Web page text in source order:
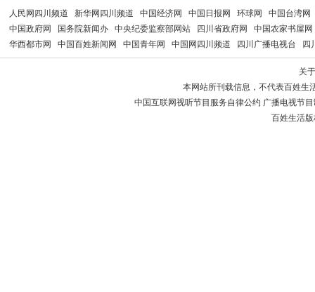
人民网四川频道 新华网四川频道 中国经济网 中国日报网 环球网
中国台湾网
中国政府网
国务院新闻办 中央纪委监察部网站 四川省政府网
中国农家书屋网
华西都市网
中国百姓新闻网 中国青年网 中国网四川频道 四川广播电视台 四
关
本网站所刊载信息，不代表百姓生
中国互联网视听节目服务自律公约 广播电视节
百姓生活